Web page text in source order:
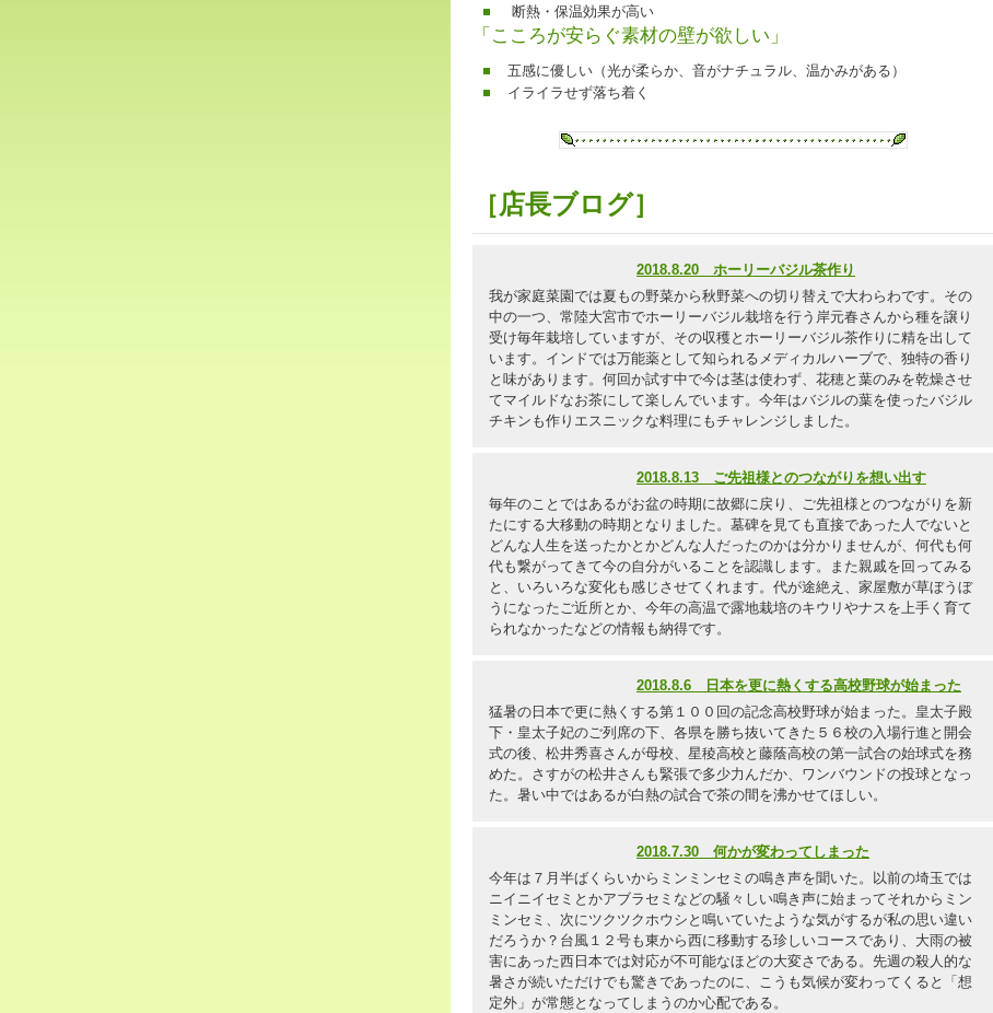
断熱・保温効果が高い
「こころが安らぐ素材の壁が欲しい」
五感に優しい（光が柔らか、音がナチュラル、温かみがある）
イライラせず落ち着く
［店長ブログ］
2018.8.20 ホーリーバジル茶作り
我が家庭菜園では夏もの野菜から秋野菜への切り替えで大わらわです。その
中の一つ、常陸大宮市でホーリーバジル栽培を行う岸元春さんから種を譲り
受け毎年栽培していますが、その収穫とホーリーバジル茶作りに精を出して
います。インドでは万能薬として知られるメディカルハーブで、独特の香り
と味があります。何回か試す中で今は茎は使わず、花穂と葉のみを乾燥させ
てマイルドなお茶にして楽しんでいます。今年はバジルの葉を使ったバジル
チキンも作りエスニックな料理にもチャレンジしました。
2018.8.13 ご先祖様とのつながりを想い出す
毎年のことではあるがお盆の時期に故郷に戻り、ご先祖様とのつながりを新
たにする大移動の時期となりました。墓碑を見ても直接であった人でないと
どんな人生を送ったかとかどんな人だったのかは分かりませんが、何代も何
代も繋がってきて今の自分がいることを認識します。また親戚を回ってみる
と、いろいろな変化も感じさせてくれます。代が途絶え、家屋敷が草ぼうぼ
うになったご近所とか、今年の高温で露地栽培のキウリやナスを上手く育て
られなかったなどの情報も納得です。
2018.8.6 日本を更に熱くする高校野球が始まった
猛暑の日本で更に熱くする第１００回の記念高校野球が始まった。皇太子殿
下・皇太子妃のご列席の下、各県を勝ち抜いてきた５６校の入場行進と開会
式の後、松井秀喜さんが母校、星稜高校と藤蔭高校の第一試合の始球式を務
めた。さすがの松井さんも緊張で多少力んだか、ワンバウンドの投球となっ
た。暑い中ではあるが白熱の試合で茶の間を沸かせてほしい。
2018.7.30 何かが変わってしまった
今年は７月半ばくらいからミンミンセミの鳴き声を聞いた。以前の埼玉では
ニイニイセミとかアブラセミなどの騒々しい鳴き声に始まってそれからミン
ミンセミ、次にツクツクホウシと鳴いていたような気がするが私の思い違い
だろうか？台風１２号も東から西に移動する珍しいコースであり、大雨の被
害にあった西日本では対応が不可能なほどの大変さである。先週の殺人的な
暑さが続いただけでも驚きであったのに、こうも気候が変わってくると「想
定外」が常態となってしまうのか心配である。